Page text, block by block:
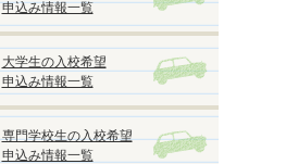
申込み情報一覧
大学生の入校希望
申込み情報一覧
専門学校生の入校希望
申込み情報一覧